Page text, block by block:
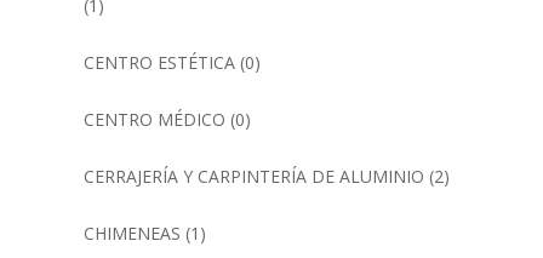
(1)
CENTRO ESTÉTICA(0)
CENTRO MÉDICO (0)
CERRAJERÍA Y CARPINTERÍA DE ALUMINIO (2)
CHIMENEAS (1)